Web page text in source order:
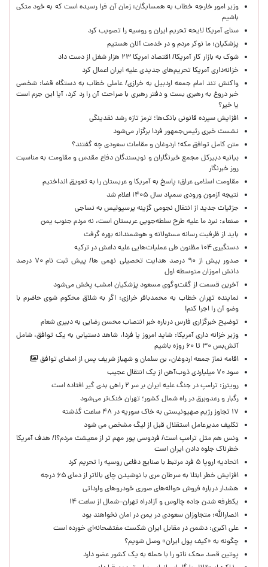
وزیر امور خارجه خطاب به همسایگان: زمان آن فرا رسیده است که به خود متکی
باشیم
سنای آمریکا لایحه تحریم ایران و روسیه را تصویب کرد
پزشکیان: ما نوکر مردم و در خدمت آنان هستیم
شوک به بازار کار آمریکا/ اقتصاد امریکا ۲۳ هزار شغل از دست داد
خزانه‌داری آمریکا تحریم‌های جدیدی علیه ایران اعمال کرد
واکنش تند امام جمعه اردبیل به خرازی/ عاملی خطاب به دستگاه قضا: شخصی
خبر دروغ به رهبری بست و دفتر رهبری با صراحت آن را رد کرد، آیا این جرم است
یا خیر؟
افزایش سپرده قانونی بانک‌ها؛ ترمز تازه رشد نقدینگی
نشست خبری رئیس‌جمهور فردا برگزار می‌شود
متن کامل توافق مکه؛ اردوغان و مقامات سعودی چه گفتند؟
بیانیه دبیرکل مجمع خبرنگاران و نویسندگان دفاع مقدس و مقاومت به مناسبت
روز خبرنگار
مقاومت اسلامی عراق: پاسخ به آمریکا و عربستان را به تعویق انداختیم
نتیجه آزمون ورودی سمپاد سال ۱۴۰۵ اعلام شد
جزئیات جدید از انتقال نجومی گزینه پرسپولیس به نساجی
صنعاء: نبرد ما علیه طرح سلطه‌جویی عربستان است، نه مردم جنوب یمن
باید از ظرفیت رسانه مسئولانه و هوشمندانه بهره گرفت
دستگیری ۱۰۴ مظنون طی عملیات‌هایی علیه داعش در ترکیه
صدور بیش از ۹۰ درصد هدایت تحصیلی نهمی ها/ پیش ثبت نام ۷۰ درصد
دانش اموزان متوسطه اول
آخرین قسمت از گفت‌وگوی مسعود پزشکیان امشب پخش می‌شود
نماینده تهران خطاب به محمدباقر خرازی: اگر به شلاق محکوم شوی حاضرم با
وضو آن را اجرا کنم!
توضیح خبرگزاری فارس درباره خبر انتصاب محسن رضایی به دبیری شعام
وزیر خزانه داری آمریکا: شاید امروز یا فردا، شاهد دستیابی به یک توافق، شامل
آتش‌بس ۳۰ تا ۶۰ روزه باشیم
اقامه نماز جمعه اردوغان، بن ‌سلمان و شهباز شریف پس از امضای توافق
سود ۷۰ میلیاردی ذوب‌آهن از یک انتقال عجیب
رویترز: ترامپ در جنگ علیه ایران بر سر ۲ راهی بدی گیر افتاده است
رگبار و رعدوبرق در راه شمال کشور؛ تهران خنک‌تر می‌شود
۱۷ تجاوز رژیم صهیونیستی به خاک سوریه در ۴۸ ساعت گذشته
تکلیف مدیرعامل استقلال قبل از لیگ مشخص می شود
ونس هم مثل ترامپ است/ فردوسی پور مهم تر از معیشت مردم؟!/ هدف آمریکا
خطرناک جلوه دادن ایران است
اتحادیه اروپا ۵ فرد مرتبط با صنایع دفاعی روسیه را تحریم کرد
افزایش خطر ابتلا به سرطان مری با نوشیدن چای بالاتر از دمای ۶۵ درجه
هشدار درباره فروش حواله‌های صوری خودروهای وارداتی
یکطرفه شدن جاده چالوس و آزادراه تهران–شمال از ساعت ۱۴
انصارالله: متجاوزان سعودی در یمن در امان نخواهند بود
علی اکبری: دشمن در مقابل ایران شکست مفتضحانه‌ای خورده است
چگونه به «کیف پول ایران» وصل شویم؟
پوتین قصد محک ناتو را با حمله به یک کشور عضو دارد